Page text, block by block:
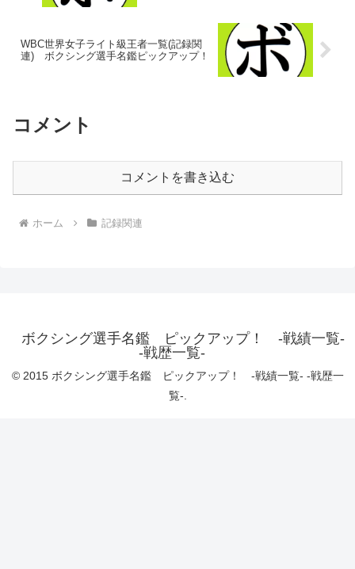
WBC世界女子ライト級王者一覧(記録関
連) ボクシング選手名鑑ピックアップ！
コメント
コメントを書き込む
ホーム 記録関連
ボクシング選手名鑑 ピックアップ！ -戦績一覧-
-戦歴一覧-
© 2015 ボクシング選手名鑑 ピックアップ！ -戦績一覧- -戦歴一
覧-.